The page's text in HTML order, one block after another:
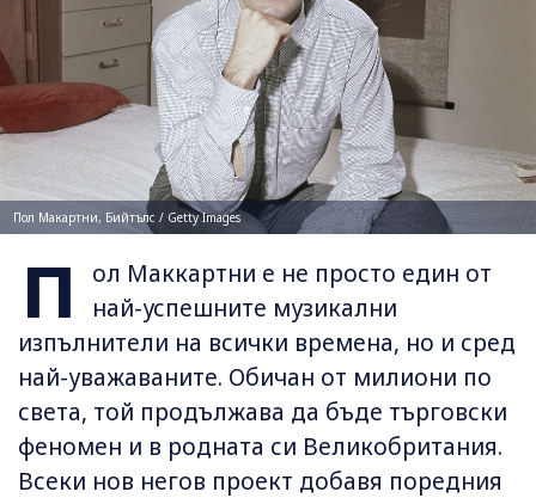
Пол Макартни, Бийтълс / Getty Images
П
ол Маккартни е не просто един от
най-успешните музикални
изпълнители на всички времена, но и сред
най-уважаваните. Обичан от милиони по
света, той продължава да бъде търговски
феномен и в родната си Великобритания.
Всеки нов негов проект добавя поредния